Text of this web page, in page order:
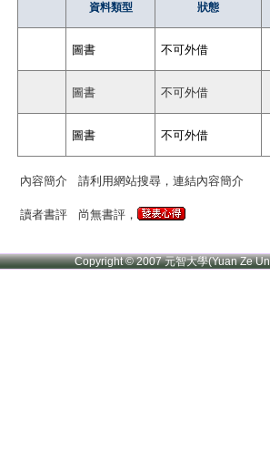
資料類型 狀態
圖書 不可外借
圖書 不可外借
圖書 不可外借
內容簡介 請利用網站搜尋，連結內容簡介
讀者書評 尚無書評，
Copyright © 2007 元智大學(Yuan Ze